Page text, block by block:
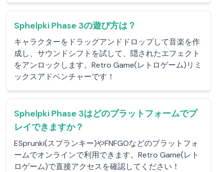
Sphelpki Phase 3の遊び方は？
キャラクターをドラッグアンドドロップして音楽を作
成し、サウンドシフトを試して、隠されたエフェクト
をアンロックします。Retro Game(レトロゲーム)リミ
ックスアドベンチャーです！
Sphelpki Phase 3はどのプラットフォームでプ
レイできますか？
ESprunki(スプランキー)やFNFGOなどのプラットフォ
ームでオンラインで利用できます。Retro Game(レト
ロゲーム)で直接アクセスを確認してください！